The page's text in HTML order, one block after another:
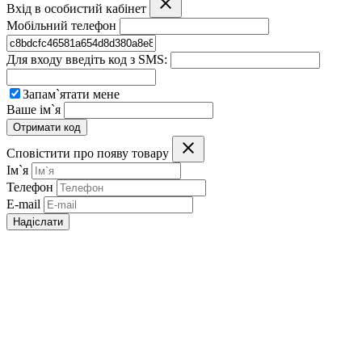
Вхід в особистий кабінет
Мобільний телефон
Для входу введіть код з SMS:
Запам`ятати мене
Ваше ім`я
Отримати код
Сповістити про появу товару
Ім`я
Телефон
E-mail
Надіслати